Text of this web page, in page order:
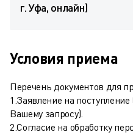
г. Уфа, онлайн)
Условия приема
Перечень документов для
1.Заявление на
Вашему запросу).
2.Согласие на обработку